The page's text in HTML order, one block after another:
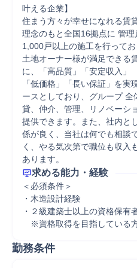
叶える企業】
住まう方々が幸せになれる賃
理念のもと全国16拠点に 管
1,000戸以上の施工を行って
土地オーナー様が満足できる
に、「高品質」「安定収入」
「低価格」「長い保証」を
ースとしており、グループ
貸、仲介、管理、リノベーシ
提供できます。また、社内と
係が良く、当社は何でも相談
く、やる気次第で職位も収入
あります。
求める能力・経験
＜必須条件＞
・木造設計経験
・２級建築士以上の資格保有
※資格取得を目指している
勤務条件